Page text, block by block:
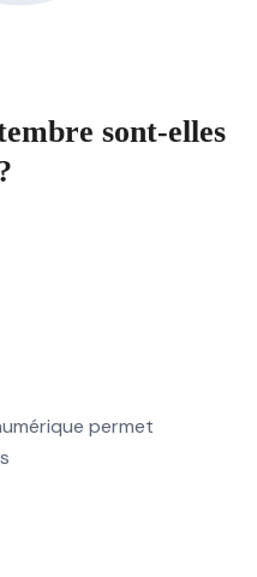
sont-elles
permet